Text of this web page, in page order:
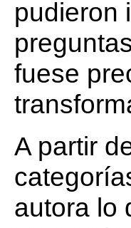
pudieron
fuese
A partir
autora lo